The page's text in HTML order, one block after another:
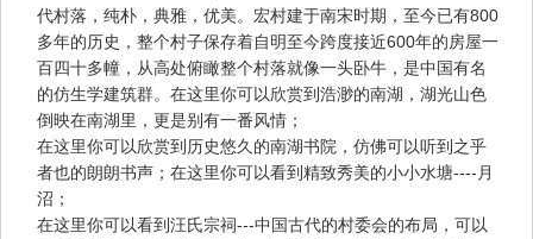
代村落，纯朴，典雅，优美。宏村建于南宋时期，至今已有800
多年的历史，整个村子保存着自明至今跨度接近600年的房屋一
百四十多幢，从高处俯瞰整个村落就像一头卧牛，是中国有名
的仿生学建筑群。在这里你可以欣赏到浩渺的南湖，湖光山色
倒映在南湖里，更是别有一番风情；
在这里你可以欣赏到历史悠久的南湖书院，仿佛可以听到之乎
者也的朗朗书声；在这里你可以看到精致秀美的小小水塘----月
沼；
在这里你可以看到汪氏宗祠---中国古代的村委会的布局，可以